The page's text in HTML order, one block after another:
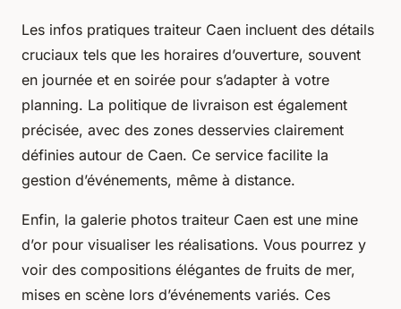
Les infos pratiques traiteur Caen incluent des détails
cruciaux tels que les horaires d’ouverture, souvent
en journée et en soirée pour s’adapter à votre
planning. La politique de livraison est également
précisée, avec des zones desservies clairement
définies autour de Caen. Ce service facilite la
gestion d’événements, même à distance.
Enfin, la galerie photos traiteur Caen est une mine
d’or pour visualiser les réalisations. Vous pourrez y
voir des compositions élégantes de fruits de mer,
mises en scène lors d’événements variés. Ces